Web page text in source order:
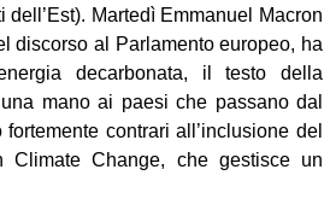
Martedì Emmanuel Macron
discorso al Parlamento europeo, ha
decarbonata, il testo della
mano ai paesi che passano dal
contrari all’inclusione del
Climate Change, che gestisce un